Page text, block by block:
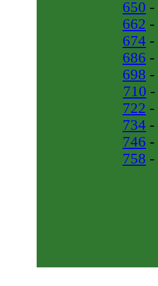
650 -
662 -
674 -
686 -
698 -
710 -
722 -
734 -
746 -
758 -